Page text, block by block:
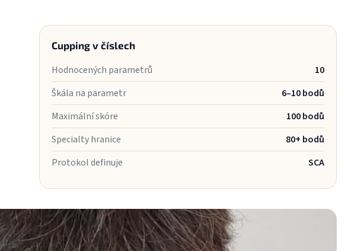
Cupping v číslech
Hodnocených parametrů
10
Škála na parametr
6–10 bodů
Maximální skóre
100 bodů
Specialty hranice
80+ bodů
Protokol definuje
SCA